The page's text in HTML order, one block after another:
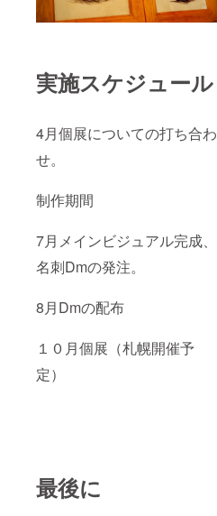
実施スケジュール
4月個展についての打ち合わ
せ。
制作期間
7月メインビジュアル完成、
名刺Dmの発注。
8月Dmの配布
１０月個展（札幌開催予
定）
最後に